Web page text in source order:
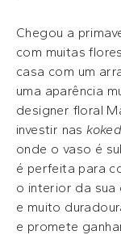
Chegou a
com muitas
casa com um
uma aparência
designer floral
investir nas
onde o vaso é
é perfeita para
o interior da sua
e muito
e promete